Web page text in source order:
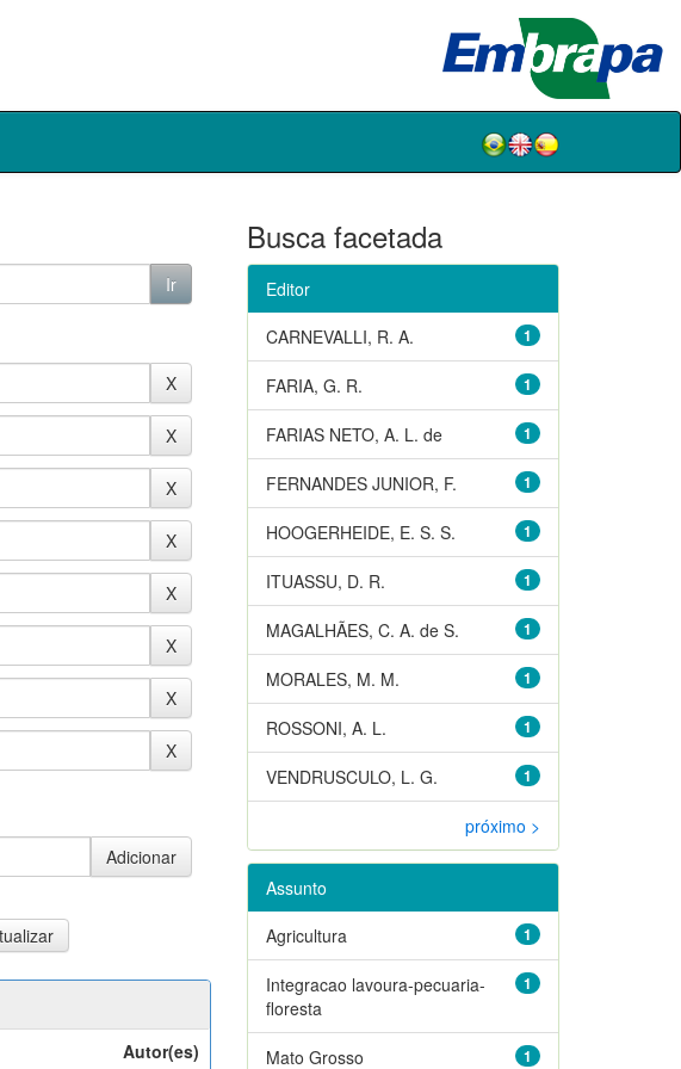
Autor(es)
Busca facetada
Editor
1
CARNEVALLI, R. A.
1
FARIA, G. R.
1
FARIAS NETO, A. L. de
1
FERNANDES JUNIOR, F.
1
HOOGERHEIDE, E. S. S.
1
ITUASSU, D. R.
1
MAGALHÃES, C. A. de S.
1
MORALES, M. M.
1
ROSSONI, A. L.
1
VENDRUSCULO, L. G.
próximo >
Assunto
1
Agricultura
1
Integracao lavoura-pecuaria-
floresta
1
Mato Grosso